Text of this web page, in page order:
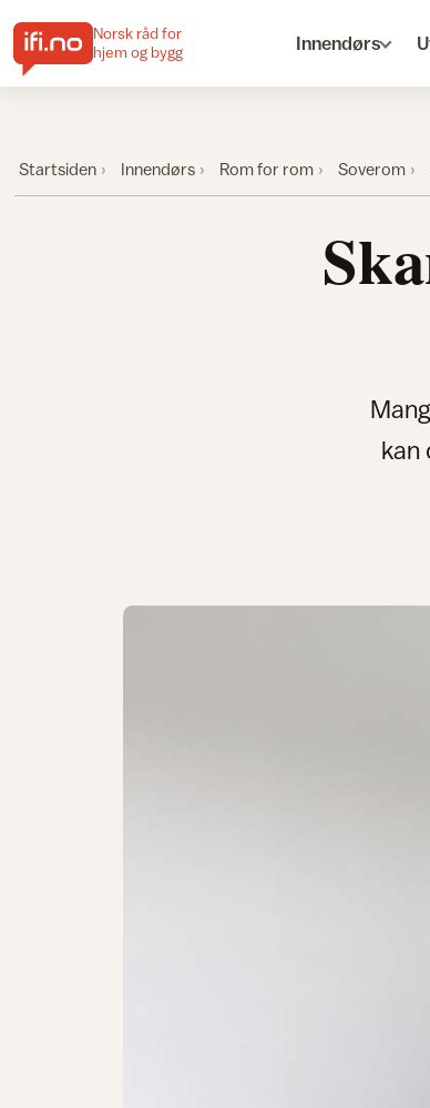
Norsk råd for
hjem og bygg
Innendørs
Startsiden Innendørs Rom for rom Soverom
kan